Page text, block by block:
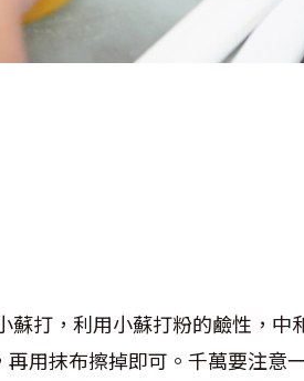
打，利用小蘇打粉的鹼性，中
用抹布擦掉即可。千萬要注意